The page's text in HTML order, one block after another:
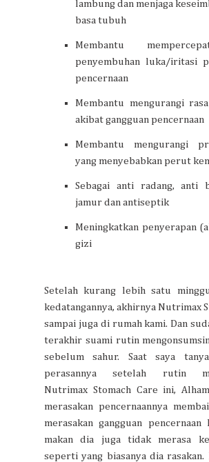
lambung dan menjaga
basa tubuh
Membantu
penyembuhan luka/iritasi
pencernaan
Membantu mengurangi
akibat gangguan pencernaan
Membantu mengurangi
yang menyebabkan perut
Sebagai anti radang, anti
jamur dan antiseptik
Meningkatkan penyerapan
gizi
Setelah kurang lebih satu
kedatangannya, akhirnya Nutrimax
sampai juga di rumah kami. Dan
terakhir suami rutin
sebelum sahur. Saat saya tanya
perasannya setelah rutin
Nutrimax Stomach Care ini,
merasakan pencernaannya
merasakan gangguan pencernaan
makan dia juga tidak merasa
seperti yang biasanya dia rasakan.